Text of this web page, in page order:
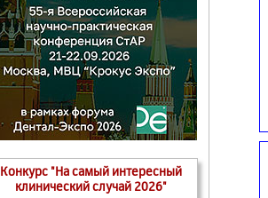
Конкурс "На самый интересный
клинический случай 2026"